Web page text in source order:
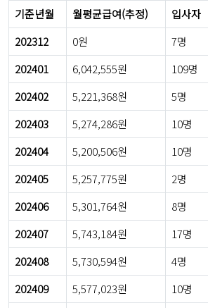
기준년월 월평균급여(추정) 입사자
202312
0원 7명
202401
6,042,555원 109명
202402
5,221,368원 5명
202403
5,274,286원 10명
202404
5,200,506원 10명
202405
5,257,775원 2명
202406
5,301,764원 8명
202407
5,743,184원 17명
202408
5,730,594원 4명
202409
5,577,023원 10명